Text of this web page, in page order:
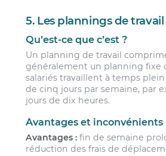
5. Les plannings de
Qu’est-ce que c’est ?
Un planning de travail
généralement un planning fixe
salariés travaillent à temps
de cinq jours par semaine, par
jours de dix heures.
Avantages et inconvénients
Avantages : fin de semaine
réduction des frais de